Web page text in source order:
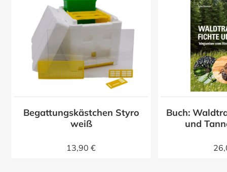
Begattungskästchen Styro
weiß
13,90 €
Buch:
und